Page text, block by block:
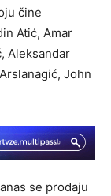
čine
Atić, Amar
Aleksandar
John
se prodaju